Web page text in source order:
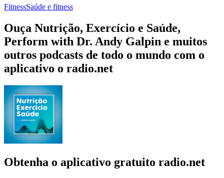
FitnessSaúde e fitness
Ouça Nutrição, Exercício e Saúde,
Perform with Dr. Andy Galpin e muitos
outros podcasts de todo o mundo com o
aplicativo o radio.net
Obtenha o aplicativo gratuito radio.net